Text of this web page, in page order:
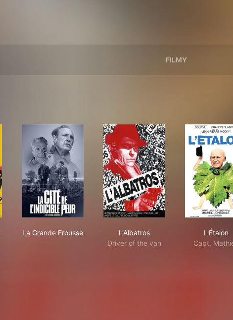
FILMY
La Grande Frousse
L'Albatros
Driver of the van
L'Étalon
Capt.